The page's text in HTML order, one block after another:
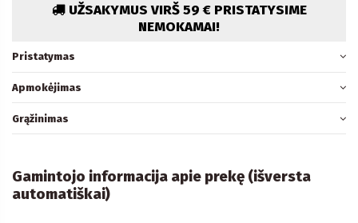
UŽSAKYMUS VIRŠ 59 € PRISTATYSIME
NEMOKAMAI!
Pristatymas
Apmokėjimas
Grąžinimas
Gamintojo informacija apie prekę (išversta
automatiškai)